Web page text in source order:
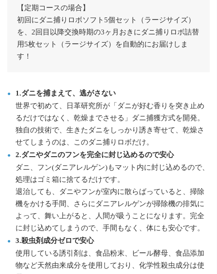
【定期コースの場合】
初回にダニ捕りロボソフト5個セット（ラージサイズ）
を、2回目以降交換時期の3ヶ月おきにダニ捕りロボ詰替
用5枚セット（ラージサイズ）を自動的にお届けしま
す！
1.ダニを捕まえて、逃がさない
世界で初めて、日革研究所が「ダニが好む香りを突き止め
るだけではなく、乾燥までさせる」ダニ捕獲方式を開発。
独自の技術で、生きたダニをしっかり誘き寄せて、乾燥さ
せてしまうのは、このダニ捕りロボだけ。
2.ダニやダニのフンを完全に封じ込めるので安心
ダニ、フン(ダニアレルゲン)もマット内に封じ込めるので、
処理はゴミ箱に捨てるだけです。
退治しても、ダニやフンが室内に散らばっていると、掃除
機をかける手間、さらにダニアレルゲンが掃除機の排気に
よって、舞い上がると、人間が吸うことになります。完全
に封じ込めてしまうので、手間もなく、体にも安心です。
3.殺虫剤成分ゼロで安心
使用している誘引剤は、食品粉末、ビール酵母、食品添加
物など天然由来成分を使用しており、化学性殺虫成分は使